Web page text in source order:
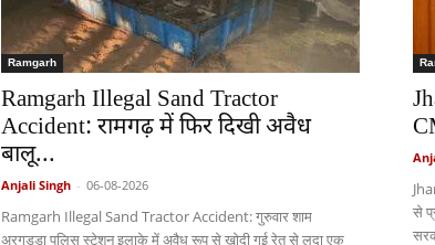
Ramgarh
Ramgarh Illegal Sand Tractor
Accident: रामगढ़ में फिर दिखी अवैध
बालू...
Anjali Singh - 06-08-2026
Ramgarh Illegal Sand Tractor Accident: गुरुवार शाम
अरगड्डा पुलिस स्टेशन इलाके में अवैध रूप से खोदी गई रेत से लदा एक
से